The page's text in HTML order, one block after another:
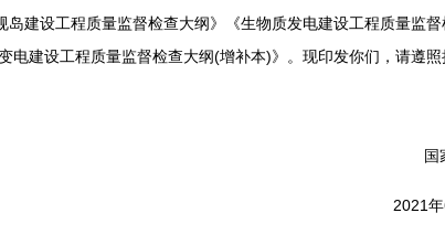
建设工程质量监督检查大纲》《生物质发电建设工程质量监
建设工程质量监督检查大纲(增补本)》。现印发你们，请遵照
国
2021